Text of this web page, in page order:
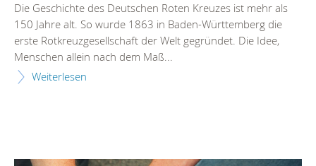
Die Geschichte des Deutschen Roten Kreuzes ist mehr als
150 Jahre alt. So wurde 1863 in Baden-Württemberg die
erste Rotkreuzgesellschaft der Welt gegründet. Die Idee,
Menschen allein nach dem Maß...
Weiterlesen